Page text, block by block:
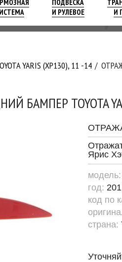
ПОДВЕСКА
И РУЛЕВОЕ
И
YARIS (XP130), 11 -14
БАМПЕР TOYOTA
Ярис
год:
код по
страна: